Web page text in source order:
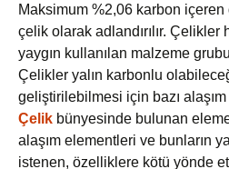
Maksimum %2,06 karbon içeren
çelik olarak adlandırılır.
yaygın kullanılan malzeme
Çelikler yalın karbonlu
geliştirilebilmesi için bazı
Çelik bünyesinde bulunan
alaşım elementleri ve bunların
istenen, özelliklere kötü yönde